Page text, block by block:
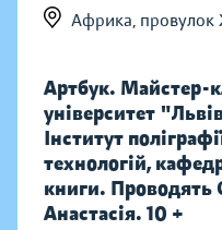
Африка,
Артбук. Майстер-
університет
Інститут
технологій,
книги. Проводять
Анастасія. 10 +